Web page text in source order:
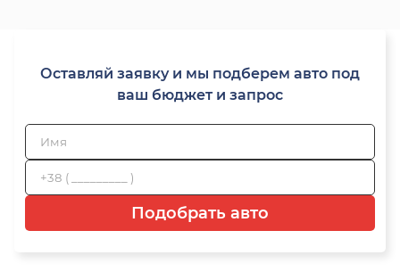
Оставляй заявку и мы подберем авто под
ваш бюджет и запрос
Подобрать авто